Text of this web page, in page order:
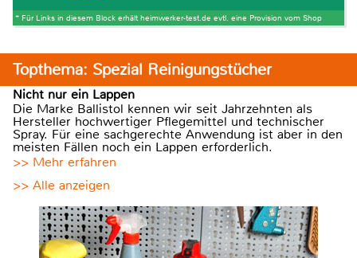
* Für Links in diesem Block erhält heimwerker-test.de evtl. eine Provision vom Shop
Topthema: Spezial Reinigungstücher
Nicht nur ein Lappen
Die Marke Ballistol kennen wir seit Jahrzehnten als
Hersteller hochwertiger Pflegemittel und technischer
Spray. Für eine sachgerechte Anwendung ist aber in den
meisten Fällen noch ein Lappen erforderlich.
>> Mehr erfahren
>> Alle anzeigen